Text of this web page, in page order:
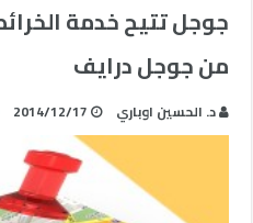
جوجل تتيح خدمة
من جوجل درايف
د. الحسين اوباري 2014/12/17